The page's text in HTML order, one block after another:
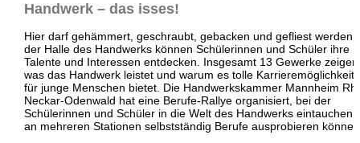
Handwerk – das isses!
Hier darf gehämmert, geschraubt, gebacken und gefliest werden:
der Halle des Handwerks können Schülerinnen und Schüler ihre
Talente und Interessen entdecken. Insgesamt 13 Gewerke
was das Handwerk leistet und warum es tolle
für junge Menschen bietet. Die Handwerkskammer Mannheim
Neckar-Odenwald hat eine Berufe-Rallye organisiert, bei der
Schülerinnen und Schüler in die Welt des Handwerks eintauchen
an mehreren Stationen selbstständig Berufe ausprobieren